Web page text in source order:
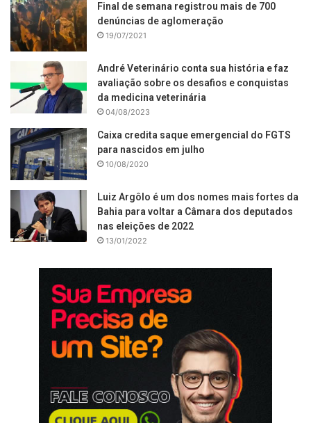
Final de semana registrou mais de 700
denúncias de aglomeração
19/07/2021
André Veterinário conta sua história e faz
avaliação sobre os desafios e conquistas
da medicina veterinária
04/08/2023
Caixa credita saque emergencial do FGTS
para nascidos em julho
10/08/2020
Luiz Argôlo é um dos nomes mais fortes da
Bahia para voltar a Câmara dos deputados
nas eleições de 2022
13/01/2022